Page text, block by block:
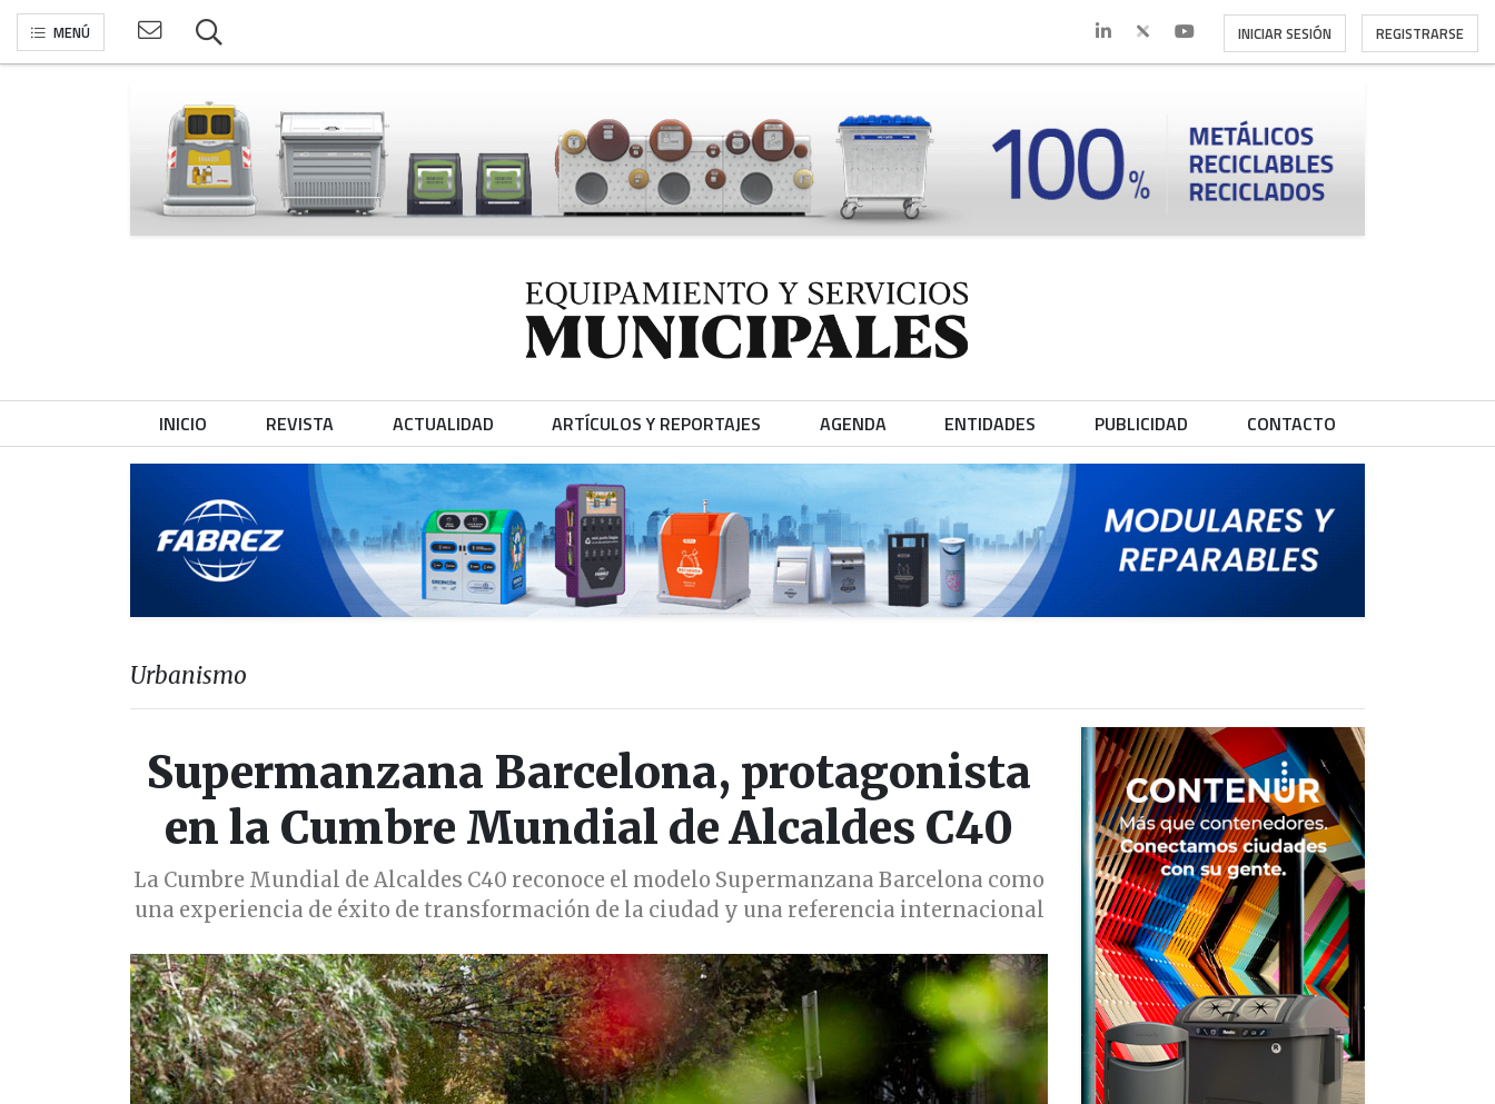
MENÚ INICIAR SESIÓN REGISTRARSE
INICIO REVISTA ACTUALIDAD ARTÍCULOS Y REPORTAJES AGENDA ENTIDADES PUBLICIDAD CONTACTO
Urbanismo
Supermanzana Barcelona, protagonista
en la Cumbre Mundial de Alcaldes C40
La Cumbre Mundial de Alcaldes C40 reconoce el modelo Supermanzana Barcelona como
una experiencia de éxito de transformación de la ciudad y una referencia internacional